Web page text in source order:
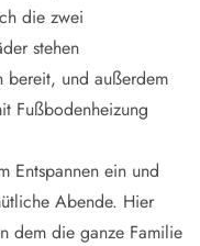
die zwei
stehen
bereit, und außerdem
Fußbodenheizung
Entspannen ein und
Abende. Hier
dem die ganze Familie